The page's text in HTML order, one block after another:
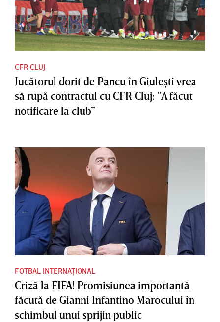
CFR CLUJ
Jucătorul dorit de Pancu în Giuleşti vrea
să rupă contractul cu CFR Cluj: ”A făcut
notificare la club”
FOTBAL INTERNAȚIONAL
Criză la FIFA! Promisiunea importantă
făcută de Gianni Infantino Marocului în
schimbul unui sprijin public